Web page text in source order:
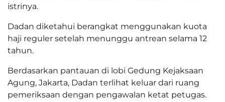
istrinya.
Dadan diketahui berangkat menggunakan kuota
haji reguler setelah menunggu antrean selama 12
tahun.
Berdasarkan pantauan di lobi Gedung Kejaksaan
Agung, Jakarta, Dadan terlihat keluar dari ruang
pemeriksaan dengan pengawalan ketat petugas.